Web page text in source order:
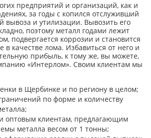
предприятий и организаций, как и
за годы с копился отслуживший
вывоза и утилизации. Вывозить его
поэтому металл годами лежит
подвергается коррозии и становится
качестве лома. Избавиться от него и
прибыль, к тому же, вы можете,
«Интерлом». Своим клиентам мы
в Щербинке и по региону в целом;
по форме и количеству
оптовым клиентам, предлагающим
металла весом от 1 тонны;